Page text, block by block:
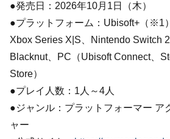
●発売日：2026年10月1日（木）
●プラットフォーム：Ubisoft+（※1
Xbox Series X|S、Nintendo Switch
Blacknut、PC（Ubisoft Connect、
Store）
●プレイ人数：1人～4人
●ジャンル：プラットフォーマー ア
ャー